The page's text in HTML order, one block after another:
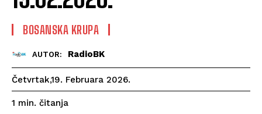
BOSANSKA KRUPA
AUTOR: RadioBK
Četvrtak,19. Februara 2026.
1 min. čitanja